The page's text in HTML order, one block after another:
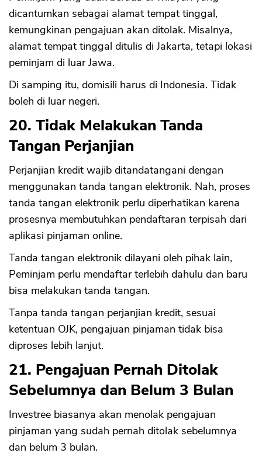
dicantumkan sebagai alamat tempat tinggal,
kemungkinan pengajuan akan ditolak. Misalnya,
alamat tempat tinggal ditulis di Jakarta, tetapi lokasi
peminjam di luar Jawa.
Di samping itu, domisili harus di Indonesia. Tidak
boleh di luar negeri.
20. Tidak Melakukan Tanda
Tangan Perjanjian
Perjanjian kredit wajib ditandatangani dengan
menggunakan tanda tangan elektronik. Nah, proses
tanda tangan elektronik perlu diperhatikan karena
prosesnya membutuhkan pendaftaran terpisah dari
aplikasi pinjaman online.
Tanda tangan elektronik dilayani oleh pihak lain,
Peminjam perlu mendaftar terlebih dahulu dan baru
bisa melakukan tanda tangan.
Tanpa tanda tangan perjanjian kredit, sesuai
ketentuan OJK, pengajuan pinjaman tidak bisa
diproses lebih lanjut.
21. Pengajuan Pernah Ditolak
Sebelumnya dan Belum 3 Bulan
Investree biasanya akan menolak pengajuan
pinjaman yang sudah pernah ditolak sebelumnya
dan belum 3 bulan.